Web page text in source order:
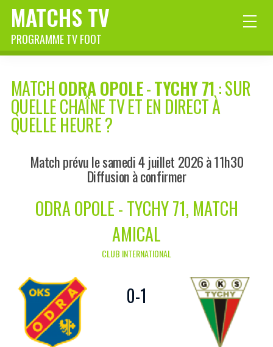
MATCHS TV
PROGRAMME TV FOOT
MATCHODRA OPOLE-TYCHY 71 : SUR
QUELLE CHAÎNE TV ET EN DIRECT À
QUELLE HEURE ?
Match prévu le samedi 4 juillet 2026 à 11h30
Diffusion à confirmer
ODRA OPOLE - TYCHY 71, MATCH
AMICAL
CLUB INTERNATIONAL
0-1